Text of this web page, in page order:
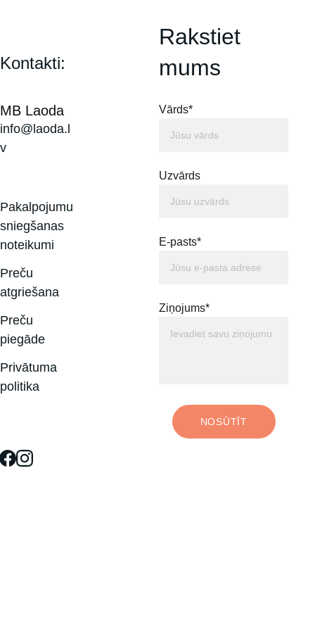
Rakstiet
mums
Vārds*
Uzvārds
E-pasts*
Ziņojums*
NOSŪTĪT
MB Laoda
Kontakti:
info@laoda.l
v
Pakalpojumu
sniegšanas
noteikumi
Preču
atgriešana
Preču
piegāde
Privātuma
politika